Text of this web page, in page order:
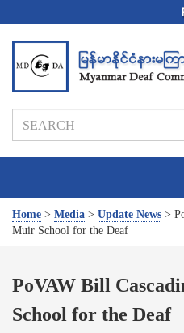
Home > Media > Update News >
Muir School for the Deaf
PoVAW Bill
School for the Deaf